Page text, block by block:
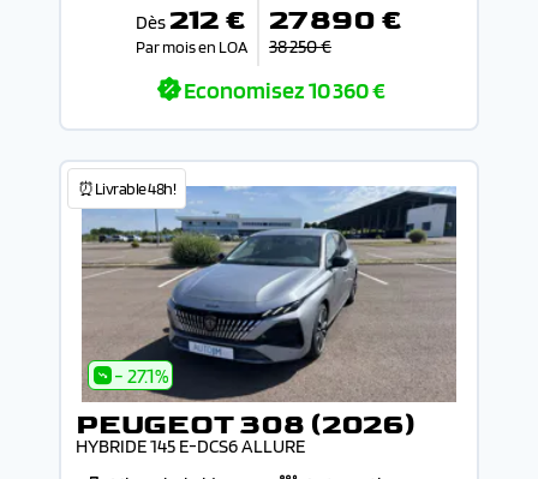
Dès 212 €
Par mois en LOA
27 890 €
38 250 €
Economisez10 360 €
⏰Livrable 48h!
- 27.1%
PEUGEOT 308 (2026)
HYBRIDE 145 E-DCS6 ALLURE